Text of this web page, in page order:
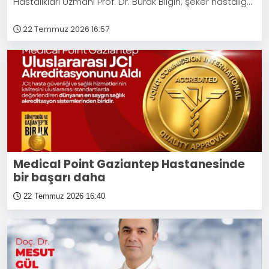
22 Temmuz 2026 16:57
Medical Point Gaziantep Hastanesinde
bir başarı daha
22 Temmuz 2026 16:40